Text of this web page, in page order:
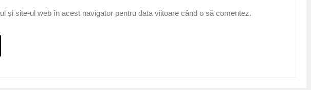
și site-ul web în acest navigator pentru data viitoare când o să comentez.